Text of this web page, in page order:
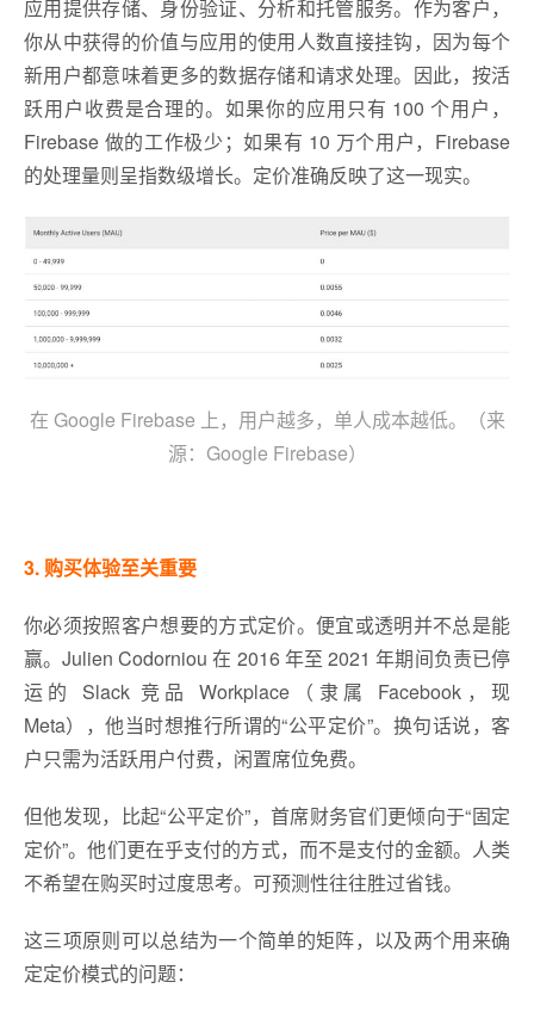
应用提供存储、身份验证、分析和托管服务。作为客户，
你从中获得的价值与应用的使用人数直接挂钩，因为每个
新用户都意味着更多的数据存储和请求处理。因此，按活
跃用户收费是合理的。如果你的应用只有 100 个用户，
Firebase 做的工作极少；如果有 10 万个用户，Firebase
的处理量则呈指数级增长。定价准确反映了这一现实。
在 Google Firebase 上，用户越多，单人成本越低。（来
源：Google Firebase）
3. 购买体验至关重要
你必须按照客户想要的方式定价。便宜或透明并不总是能
赢。Julien Codorniou 在 2016 年至 2021 年期间负责已停
运的 Slack 竞品 Workplace（隶属 Facebook，现
Meta），他当时想推行所谓的“公平定价”。换句话说，客
户只需为活跃用户付费，闲置席位免费。
但他发现，比起“公平定价”，首席财务官们更倾向于“固定
定价”。他们更在乎支付的方式，而不是支付的金额。人类
不希望在购买时过度思考。可预测性往往胜过省钱。
这三项原则可以总结为一个简单的矩阵，以及两个用来确
定定价模式的问题：